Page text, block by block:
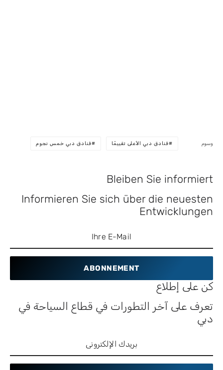
وسوم فنادق دبي الأعلى تقييمًا فنادق دبي خمس نجوم
Bleiben Sie informiert
Informieren Sie sich über die neuesten
Entwicklungen
ABONNEMENT
كن على إطلاع
تعرف على آخر التطورات في قطاع السياحة في
دبي